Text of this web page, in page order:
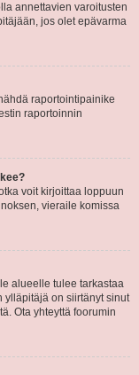
annettavien varoitusten
jos olet epävarma
raportointipainike
raportoinnin
voit kirjoittaa loppuun
vieraile komissa
alueelle tulee tarkastaa
ylläpitäjä on siirtänyt sinut
Ota yhteyttä foorumin